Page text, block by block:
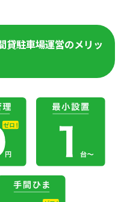
貸駐車場運営のメリッ